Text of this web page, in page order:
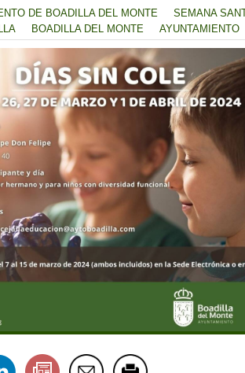
DE BOADILLA DEL MONTE SEMANA
BOADILLA DEL MONTE AYUNTAMIENTO